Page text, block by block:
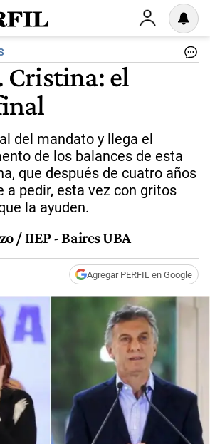
Cristina: el
del mandato y llega el
de los balances de esta
que después de cuatro años
a pedir, esta vez con gritos
la ayuden.
/ IIEP - Baires UBA
Agregar PERFIL en Google